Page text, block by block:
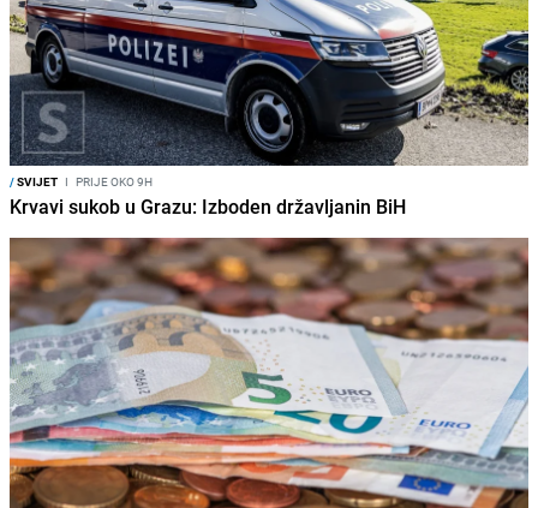
/SVIJET I PRIJE OKO 9H
Krvavi sukob u Grazu: Izboden državljanin BiH